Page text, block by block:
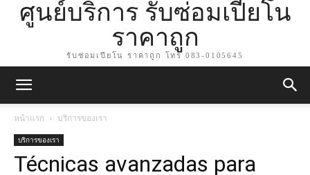
ศูนย์บริการ รับซ่อมเปียโน
ราคาถูก
รับซ่อมเปียโน ราคาถูก โทร 083-0105645
หน้าแรก บริการของเรา
บริการของเรา
Técnicas avanzadas para